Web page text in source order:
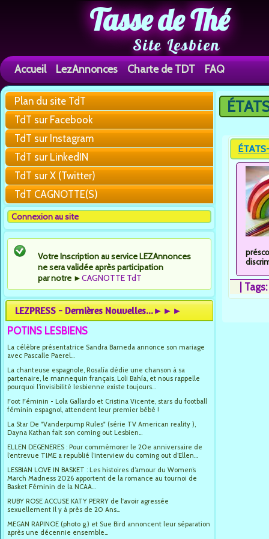
Tasse de Thé
Site Lesbien
Accueil LezAnnonces Charte de TDT FAQ
Plan du site TdT
TdT sur Facebook
TdT sur Instagram
TdT sur LinkedIN
TdT sur X (Twitter)
TdT CAGNOTTE(S)
Connexion au site
Votre Inscription au service LEZAnnonces
ne sera validée après participation
par notre ►CAGNOTTE TdT
LEZPRESS - Dernières Nouvelles...►►►
POTINS LESBIENS
La célèbre présentatrice Sandra Barneda annonce son mariage
avec Pascalle Paerel...
La chanteuse espagnole, Rosalía dédie une chanson à sa
partenaire, le mannequin français, Loli Bahía, et nous rappelle
pourquoi l’invisibilité lesbienne existe toujours...
Foot Féminin - Lola Gallardo et Cristina Vicente, stars du football
féminin espagnol, attendent leur premier bébé !
La Star De "Vanderpump Rules" (série TV American reality ),
Dayna Kathan fait son coming out Lesbien...
ELLEN DEGENERES : Pour commémorer le 20e anniversaire de
l’entrevue TIME a republié l’interview du coming out d’Ellen...
LESBIAN LOVE IN BASKET : Les histoires d’amour du Women’s
March Madness 2026 apportent de la romance au tournoi de
Basket Féminin de la NCAA...
RUBY ROSE ACCUSE KATY PERRY de l'avoir agressée
sexuellement Il y à près de 20 Ans...
MEGAN RAPINOE (photo g.) et Sue Bird annoncent leur séparation
après une décennie ensemble...
Vous
Tags: